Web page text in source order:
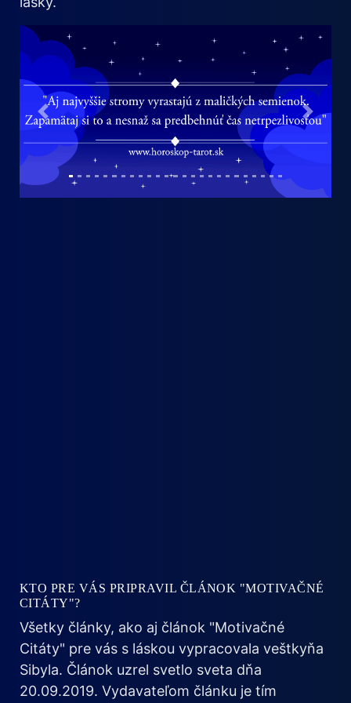
Previous Next
KTO PRE VÁS PRIPRAVIL ČLÁNOK "MOTIVAČNÉ
CITÁTY"?
Všetky články, ako aj článok "Motivačné
Citáty" pre vás s láskou vypracovala veštkyňa
Sibyla. Článok uzrel svetlo sveta dňa
20.09.2019. Vydavateľom článku je tím